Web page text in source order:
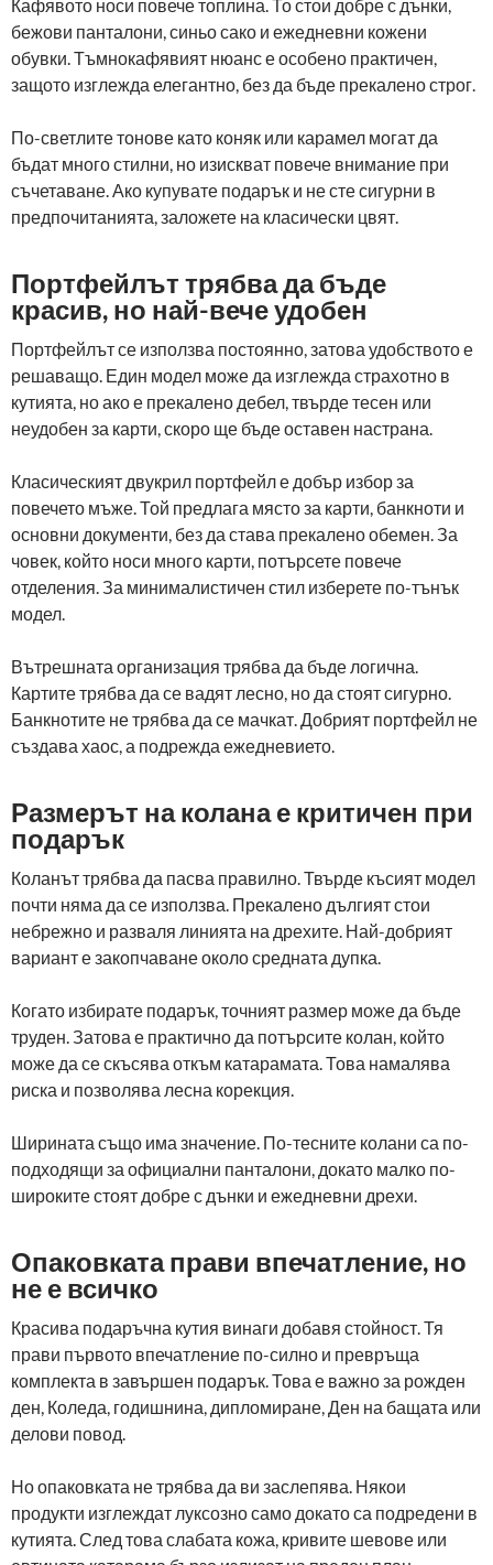
Кафявото носи повече топлина. То стои добре с дънки,
бежови панталони, синьо сако и ежедневни кожени
обувки. Тъмнокафявият нюанс е особено практичен,
защото изглежда елегантно, без да бъде прекалено строг.
По-светлите тонове като коняк или карамел могат да
бъдат много стилни, но изискват повече внимание при
съчетаване. Ако купувате подарък и не сте сигурни в
предпочитанията, заложете на класически цвят.
Портфейлът трябва да бъде
красив, но най-вече удобен
Портфейлът се използва постоянно, затова удобството е
решаващо. Един модел може да изглежда страхотно в
кутията, но ако е прекалено дебел, твърде тесен или
неудобен за карти, скоро ще бъде оставен настрана.
Класическият двукрил портфейл е добър избор за
повечето мъже. Той предлага място за карти, банкноти и
основни документи, без да става прекалено обемен. За
човек, който носи много карти, потърсете повече
отделения. За минималистичен стил изберете по-тънък
модел.
Вътрешната организация трябва да бъде логична.
Картите трябва да се вадят лесно, но да стоят сигурно.
Банкнотите не трябва да се мачкат. Добрият портфейл не
създава хаос, а подрежда ежедневието.
Размерът на колана е критичен при
подарък
Коланът трябва да пасва правилно. Твърде късият модел
почти няма да се използва. Прекалено дългият стои
небрежно и разваля линията на дрехите. Най-добрият
вариант е закопчаване около средната дупка.
Когато избирате подарък, точният размер може да бъде
труден. Затова е практично да потърсите колан, който
може да се скъсява откъм катарамата. Това намалява
риска и позволява лесна корекция.
Ширината също има значение. По-тесните колани са по-
подходящи за официални панталони, докато малко по-
широките стоят добре с дънки и ежедневни дрехи.
Опаковката прави впечатление, но
не е всичко
Красива подаръчна кутия винаги добавя стойност. Тя
прави първото впечатление по-силно и превръща
комплекта в завършен подарък. Това е важно за рожден
ден, Коледа, годишнина, дипломиране, Ден на бащата или
делови повод.
Но опаковката не трябва да ви заслепява. Някои
продукти изглеждат луксозно само докато са подредени в
кутията. След това слабата кожа, кривите шевове или